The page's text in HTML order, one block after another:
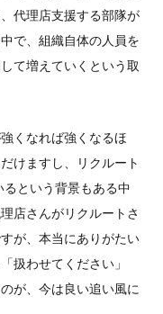
代理店支援する部隊が
で、組織自体の人員を
て増えていくという取
くなれば強くなるほ
けますし、リクルート
という背景もある中
店さんがリクルートさ
が、本当にありがたい
扱わせてください」
が、今は良い追い風に